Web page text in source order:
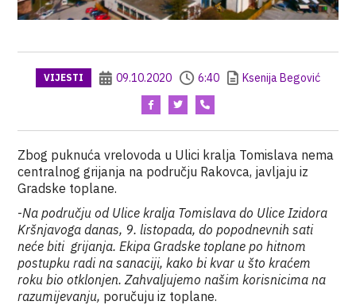
VIJESTI 09.10.2020 6:40 Ksenija Begović
Zbog puknuća vrelovoda u Ulici kralja Tomislava nema
centralnog grijanja na području Rakovca, javljaju iz
Gradske toplane.
-Na području od Ulice kralja Tomislava do Ulice Izidora
Kršnjavoga danas, 9. listopada, do popodnevnih sati
neće biti grijanja. Ekipa Gradske toplane po hitnom
postupku radi na sanaciji, kako bi kvar u što kraćem
roku bio otklonjen.Zahvaljujemo našim korisnicima na
razumijevanju, poručuju iz toplane.